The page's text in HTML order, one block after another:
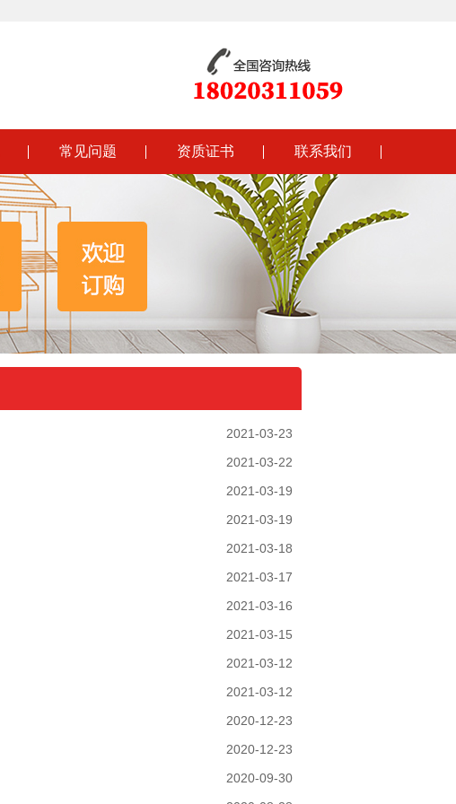
常见问题 资质证书 联系我们
2021-03-23
2021-03-22
2021-03-19
2021-03-19
2021-03-18
2021-03-17
2021-03-16
2021-03-15
2021-03-12
2021-03-12
2020-12-23
2020-12-23
2020-09-30